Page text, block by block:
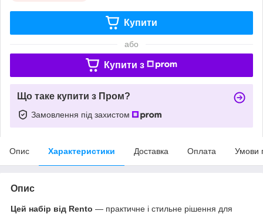
Купити
або
Купити з
Що таке купити з Пром?
Замовлення під захистом
Опис Характеристики Доставка Оплата Умови
Опис
Цей набір від Rento — практичне і стильне рішення для